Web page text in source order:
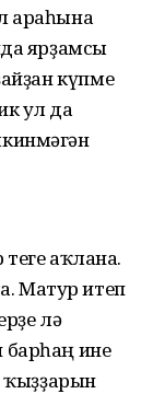
араһына
ярҙамсы
күпме
ул да
аҡланға.
Матур итеп
лә
ине
ҡыҙҙарын